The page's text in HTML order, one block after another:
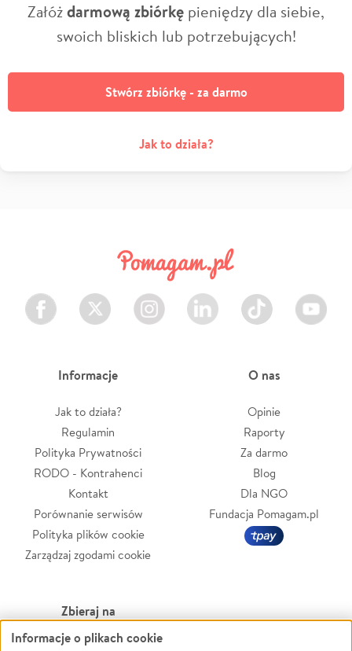
Załóżdarmową zbiórkę pieniędzy dla siebie,
swoich bliskich lub potrzebujących!
Stwórz zbiórkę - za darmo
Jak to działa?
Facebook Twitter Instagram LinkedIn TikTok Youtube
Informacje
Jak to działa?
Regulamin
Polityka Prywatności
RODO - Kontrahenci
Kontakt
Porównanie serwisów
Polityka plików cookie
Zarządzaj zgodami cookie
O nas
Opinie
Raporty
Za darmo
Blog
Dla NGO
Fundacja Pomagam.pl
Zbieraj na
Leczenie
Informacje o plikach cookie